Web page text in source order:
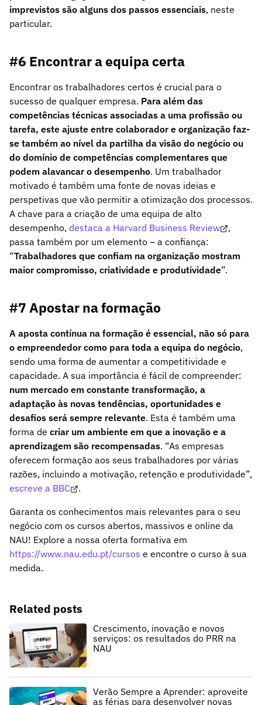
imprevistos são alguns dos passos essenciais, neste
particular.
#6 Encontrar a equipa certa
Encontrar os trabalhadores certos é crucial para o
sucesso de qualquer empresa. Para além das
competências técnicas associadas a uma profissão ou
tarefa, este ajuste entre colaborador e organização faz-
se também ao nível da partilha da visão do negócio ou
do domínio de competências complementares que
podem alavancar o desempenho. Um trabalhador
motivado é também uma fonte de novas ideias e
perspetivas que vão permitir a otimização dos processos.
A chave para a criação de uma equipa de alto
desempenho, destaca a Harvard Business Review
,
passa também por um elemento – a confiança:
“Trabalhadores que confiam na organização mostram
maior compromisso, criatividade e produtividade”.
#7 Apostar na formação
A aposta contínua na formação é essencial, não só para
o empreendedor como para toda a equipa do negócio,
sendo uma forma de aumentar a competitividade e
capacidade. A sua importância é fácil de compreender:
num mercado em constante transformação, a
adaptação às novas tendências, oportunidades e
desafios será sempre relevante. Esta é também uma
forma de criar um ambiente em que a inovação e a
aprendizagem são recompensadas. “As empresas
oferecem formação aos seus trabalhadores por várias
razões, incluindo a motivação, retenção e produtividade”,
escreve a BBC
.
Garanta os conhecimentos mais relevantes para o seu
negócio com os cursos abertos, massivos e online da
NAU! Explore a nossa oferta formativa em
https://www.nau.edu.pt/cursos e encontre o curso à sua
medida.
Related posts
Crescimento, inovação e novos
serviços: os resultados do PRR na
NAU
Verão Sempre a Aprender: aproveite
as férias para desenvolver novas